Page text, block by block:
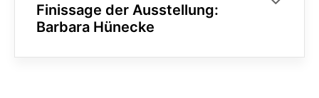
Finissage der Ausstellung:
Barbara Hünecke